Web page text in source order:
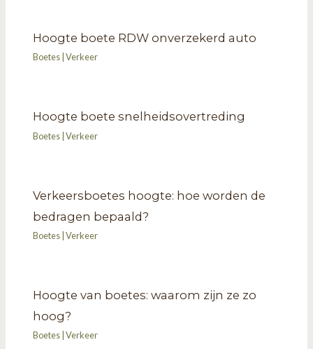
Hoogte boete RDW onverzekerd auto
Boetes |Verkeer
Hoogte boete snelheidsovertreding
Boetes |Verkeer
Verkeersboetes hoogte: hoe worden de
bedragen bepaald?
Boetes |Verkeer
Hoogte van boetes: waarom zijn ze zo
hoog?
Boetes |Verkeer